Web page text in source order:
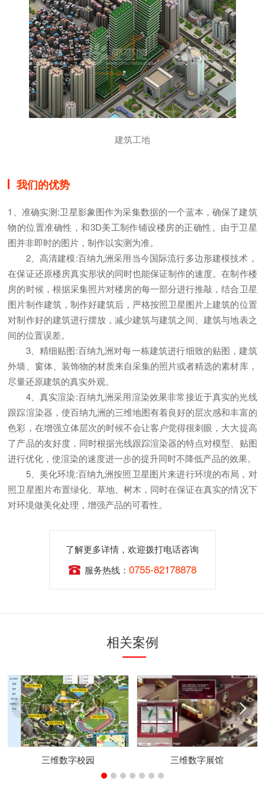
建筑工地
我们的优势
1、准确实测:卫星影象图作为采集数据的一个蓝本，确保了建筑
物的位置准确性，和3D美工制作铺设楼房的正确性。由于卫星
图并非即时的图片，制作以实测为准。
2、高清建模:百纳九洲采用当今国际流行多边形建模技术，
在保证还原楼房真实形状的同时也能保证制作的速度。在制作楼
房的时候，根据采集照片对楼房的每一部分进行推敲，结合卫星
图片制作建筑，制作好建筑后，严格按照卫星图片上建筑的位置
对制作好的建筑进行摆放，减少建筑与建筑之间、建筑与地表之
间的位置误差。
3、精细贴图:百纳九洲对每一栋建筑进行细致的贴图，建筑
外墙、窗体、装饰物的材质来自采集的照片或者精选的素材库，
尽量还原建筑的真实外观。
4、真实渲染:百纳九洲采用渲染效果非常接近于真实的光线
跟踪渲染器，使百纳九洲的三维地图有着良好的层次感和丰富的
色彩，在增强立体层次的时候不会让客户觉得很刺眼，大大提高
了产品的友好度，同时根据光线跟踪渲染器的特点对模型、贴图
进行优化，使渲染的速度进一步的提升同时不降低产品的效果。
5、美化环境:百纳九洲按照卫星图片来进行环境的布局，对
照卫星图片布置绿化、草地、树木，同时在保证在真实的情况下
对环境做美化处理，增强产品的可看性。
了解更多详情，欢迎拨打电话咨询
服务热线： 0755-82178878
相关案例
三维数字校园 三维数字展馆